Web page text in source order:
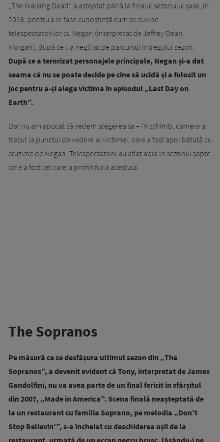
„The Walking Dead” a așteptat până la finalul sezonului șase, în
2016, pentru a le face cunoștință cum se cuvine
telespectatorilor cu Negan (interpretat de Jeffrey Dean
Morgan), după ce l-a neglijat pe parcursul întregului sezon.
După ce a terorizat personajele principale, Negan și-a dat
seama că nu se poate decide pe cine să ucidă și a folosit un
joc pentru a-și alege victima în episodul „Last Day on
Earth”.
Dar nu am apucat să vedem alegerea sa – în schimb, camera a
trecut la punctul de vedere al victimei, care a fost apoi bătută cu
cruzime de Negan. Telespectatorii au aflat abia în sezonul șapte
cine a fost cel care a primit furia acestuia.
The Sopranos
Pe măsură ce se desfășura ultimul sezon din „The
Sopranos”, a devenit evident că Tony, interpretat de James
Gandolfini, nu va avea parte de un final fericit în sfârșitul
din 2007, „Made in America”. Scena finală neașteptată de
la un restaurant cu familia Soprano, pe melodia „Don’t
Stop Believin'”, s-a încheiat cu deschiderea ușii de la